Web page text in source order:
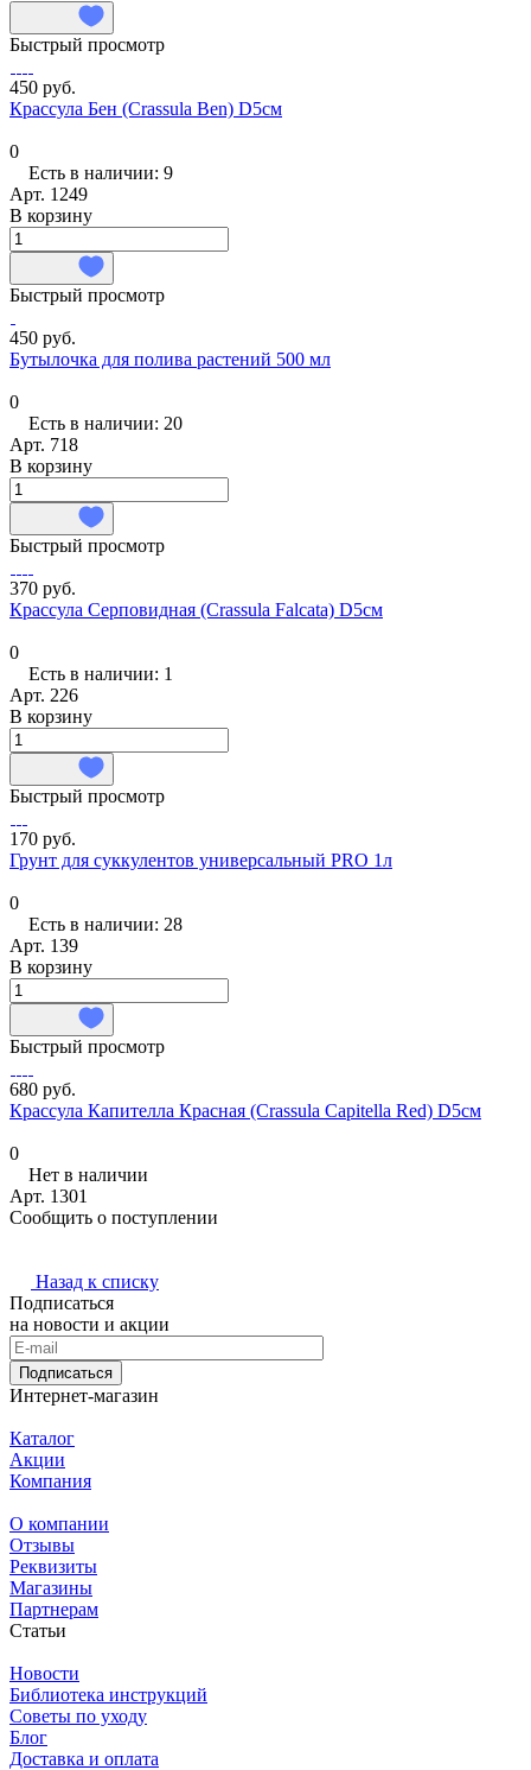
Быстрый просмотр
450 руб.
Крассула Бен (Crassula Ben) D5см
0
Есть в наличии: 9
Арт. 1249
В корзину
Быстрый просмотр
450 руб.
Бутылочка для полива растений 500 мл
0
Есть в наличии: 20
Арт. 718
В корзину
Быстрый просмотр
370 руб.
Крассула Cерповидная (Crassula Falcata) D5см
0
Есть в наличии: 1
Арт. 226
В корзину
Быстрый просмотр
170 руб.
Грунт для суккулентов универсальный PRO 1л
0
Есть в наличии: 28
Арт. 139
В корзину
Быстрый просмотр
680 руб.
Крассула Капителла Красная (Crassula Capitella Red) D5см
0
Нет в наличии
Арт. 1301
Сообщить о поступлении
Назад к списку
Подписаться
на новости и акции
Подписаться
Интернет-магазин
Каталог
Акции
Компания
О компании
Отзывы
Реквизиты
Магазины
Партнерам
Статьи
Новости
Библиотека инструкций
Советы по уходу
Блог
Доставка и оплата